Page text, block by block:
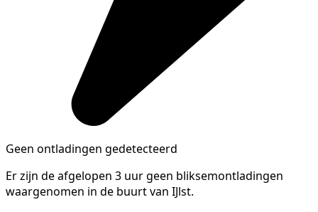
Geen ontladingen gedetecteerd
Er zijn de afgelopen 3 uur geen bliksemontladingen
waargenomen in de buurt van IJlst.